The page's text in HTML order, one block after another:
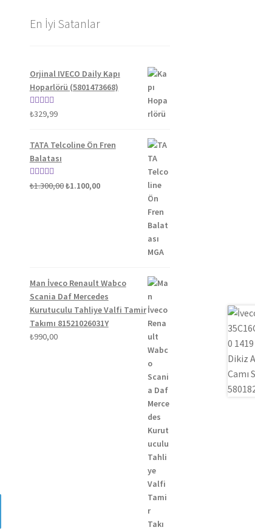
En İyi Satanlar
Orjinal IVECO Daily Kapı
Hoparlörü (5801473668)
5 üzerinden
₺329,99
TATA Telcoline Ön Fren
Balatası
5 üzerinden
₺1.300,00Orijinal
₺1.100,00Şu
Man İveco Renault Wabco
Scania Daf Mercedes
Kurutuculu Tahliye Valfi Tamir
Takımı 81521026031Y
₺990,00